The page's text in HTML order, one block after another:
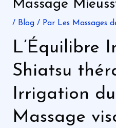
Massage
/ Blog/ Par Les Massages
L’Équilibre
Shiatsu
Irrigation
Massage